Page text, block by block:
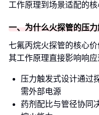
工作原理到场景适配的核
一、为什么火探管的压力
七氟丙烷火探管的核心价
其工作原理直接影响响应
压力触发式设计通过
需外部电源
药剂配比与管径协同